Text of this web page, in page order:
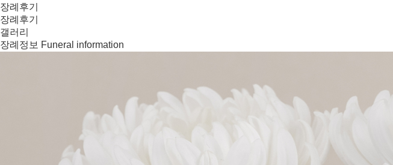
장례후기
장례후기
갤러리
장례정보 Funeral information